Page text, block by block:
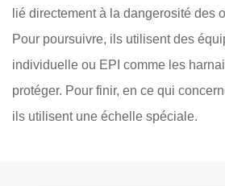
lié directement à la dangerosité des
Pour poursuivre, ils utilisent des
individuelle ou EPI comme les
protéger. Pour finir, en ce qui
ils utilisent une échelle spéciale.